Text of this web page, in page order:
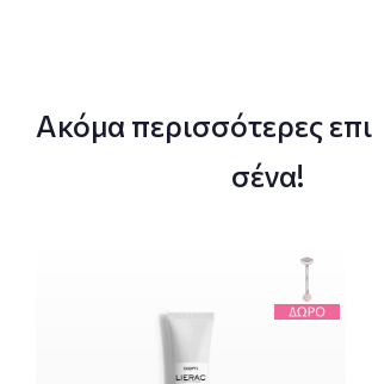
Ακόμα περισσότερες
σένα!